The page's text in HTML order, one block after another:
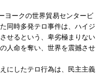
ヨークの世界貿易センタービ
同時多発テロ事件は、ハイジ
せるという、卑劣極まりない
人命を奪い、世界を震撼させ
にしたテロ行為は、民主主義